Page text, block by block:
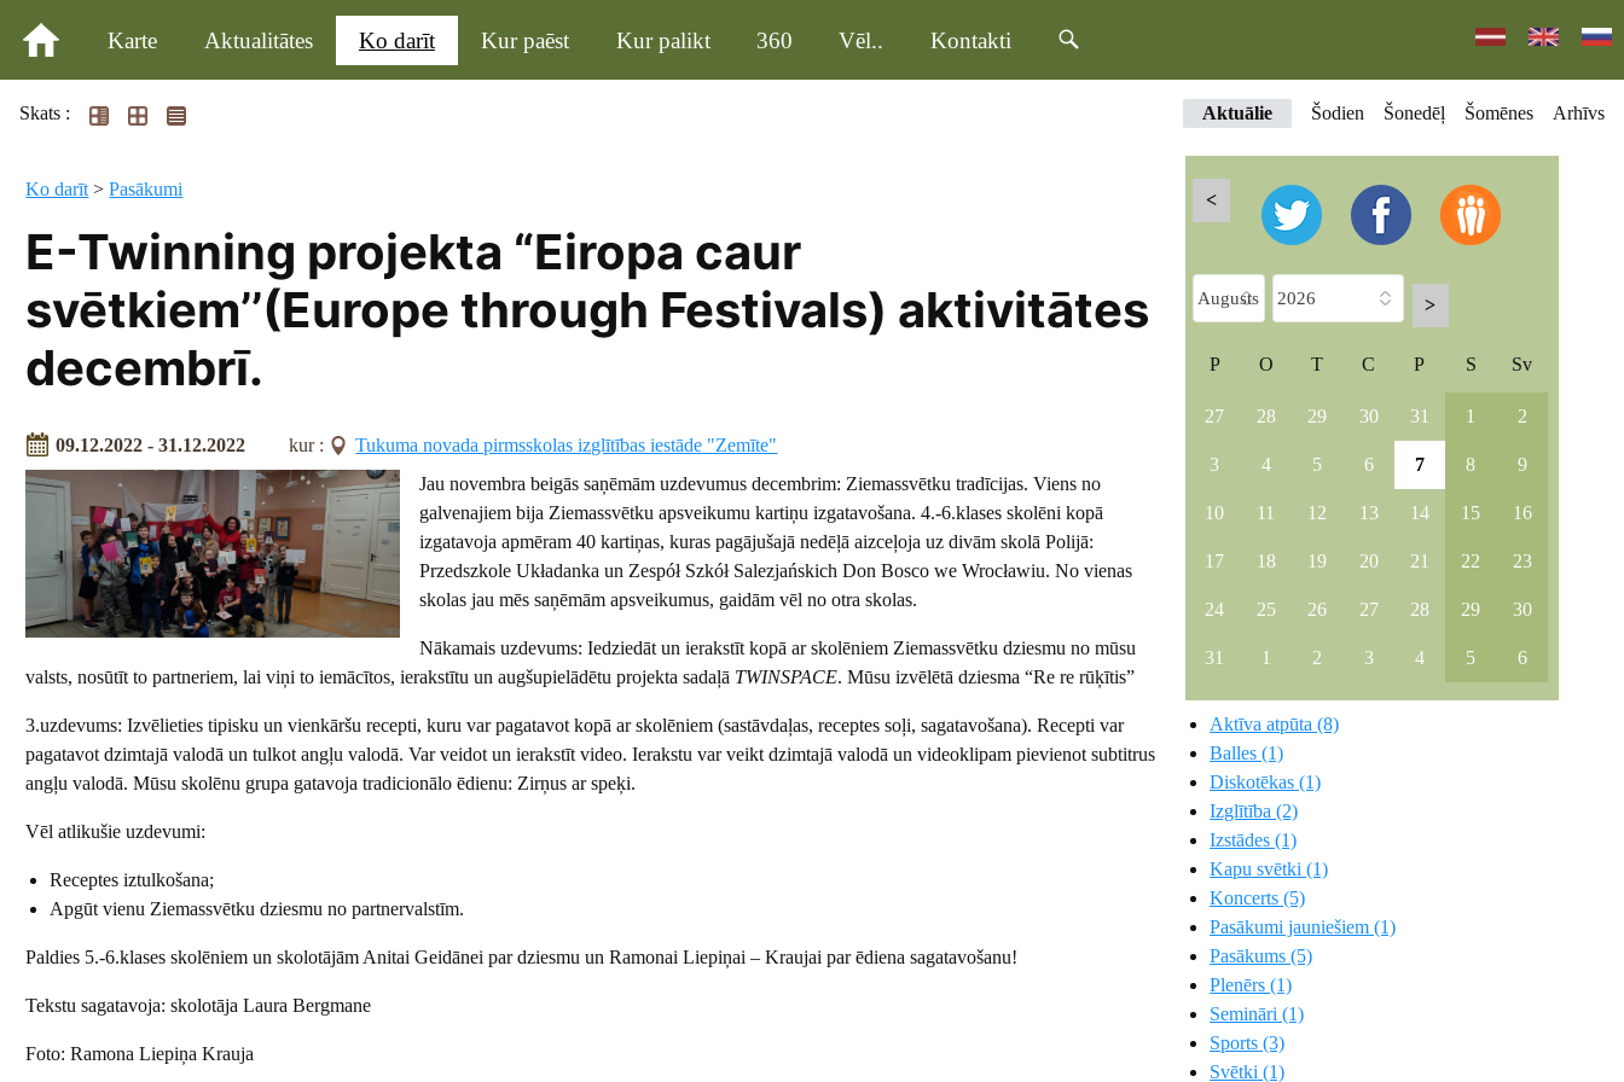
Karte Aktualitātes Ko darīt Kur paēst Kur palikt 360 Vēl.. Kontakti
Skats : Aktuālie Šodien Šonedēļ Šomēnes Arhīvs
Ko darīt >Pasākumi
E-Twinning projekta “Eiropa caur
svētkiem’’(Europe through Festivals) aktivitātes
decembrī.
09.12.2022 - 31.12.2022 kur :
Tukuma novada pirmsskolas izglītības iestāde "Zemīte"
Jau novembra beigās saņēmām uzdevumus decembrim: Ziemassvētku tradīcijas. Viens no
galvenajiem bija Ziemassvētku apsveikumu kartiņu izgatavošana. 4.-6.klases skolēni kopā
izgatavoja apmēram 40 kartiņas, kuras pagājušajā nedēļā aizceļoja uz divām skolā Polijā:
Przedszkole Układanka un Zespół Szkół Salezjańskich Don Bosco we Wrocławiu. No vienas
skolas jau mēs saņēmām apsveikumus, gaidām vēl no otra skolas.
Nākamais uzdevums: Iedziedāt un ierakstīt kopā ar skolēniem Ziemassvētku dziesmu no mūsu
valsts, nosūtīt to partneriem, lai viņi to iemācītos, ierakstītu un augšupielādētu projekta sadaļā TWINSPACE. Mūsu izvēlētā dziesma “Re re rūķītis”
3.uzdevums: Izvēlieties tipisku un vienkāršu recepti, kuru var pagatavot kopā ar skolēniem (sastāvdaļas, receptes soļi, sagatavošana). Recepti var
pagatavot dzimtajā valodā un tulkot angļu valodā. Var veidot un ierakstīt video. Ierakstu var veikt dzimtajā valodā un videoklipam pievienot subtitrus
angļu valodā. Mūsu skolēnu grupa gatavoja tradicionālo ēdienu: Zirņus ar speķi.
Vēl atlikušie uzdevumi:
Receptes iztulkošana;
Apgūt vienu Ziemassvētku dziesmu no partnervalstīm.
Paldies 5.-6.klases skolēniem un skolotājām Anitai Geidānei par dziesmu un Ramonai Liepiņai – Kraujai par ēdiena sagatavošanu!
Tekstu sagatavoja: skolotāja Laura Bergmane
Foto: Ramona Liepiņa Krauja
<
>
P O T C P S Sv
27 28 29 30 31 1 2
3 4 5 6 7 8 9
10 11 12 13 14 15 16
17 18 19 20 21 22 23
24 25 26 27 28 29 30
31 1 2 3 4 5 6
Aktīva atpūta (8)
Balles (1)
Diskotēkas (1)
Izglītība (2)
Izstādes (1)
Kapu svētki (1)
Koncerts (5)
Pasākumi jauniešiem (1)
Pasākums (5)
Plenērs (1)
Semināri (1)
Sports (3)
Svētki (1)